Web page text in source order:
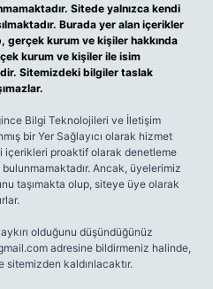
Sitede yalnızca kendi
Burada yer alan içerikler
gerçek kurum ve kişiler hakkında
kurum ve kişiler ile isim
Sitemizdeki bilgiler taslak
Bilgi Teknolojileri ve İletişim
bir Yer Sağlayıcı olarak hizmet
içerikleri proaktif olarak denetleme
Ancak, üyelerimiz
taşımakta olup, siteye üye olarak
olduğunu düşündüğünüz
adresine bildirmeniz halinde,
kaldırılacaktır.